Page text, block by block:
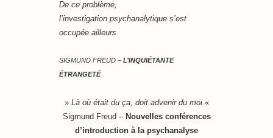
De ce problème,
l’investigation psychanalytique s’est
occupée ailleurs
SIGMUND FREUD – L’INQUIÉTANTE
ÉTRANGETÉ
» Là où était du ça, doit advenir du moi.«
Sigmund Freud – Nouvelles conférences
d’introduction à la psychanalyse